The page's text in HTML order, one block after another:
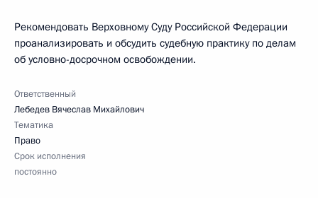
Рекомендовать Верховному Суду Российской Федерации
проанализировать и обсудить судебную практику по делам
об условно-досрочном освобождении.
Ответственный
Лебедев Вячеслав Михайлович
Тематика
Право
Срок исполнения
постоянно